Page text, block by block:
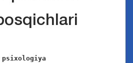
psixologiya